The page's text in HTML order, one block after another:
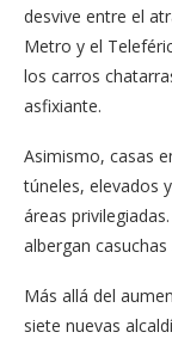
desvive entre el
Metro y el
los carros
asfixiante.
Asimismo, casas
túneles, elevados
áreas
albergan
Más allá del
siete nuevas